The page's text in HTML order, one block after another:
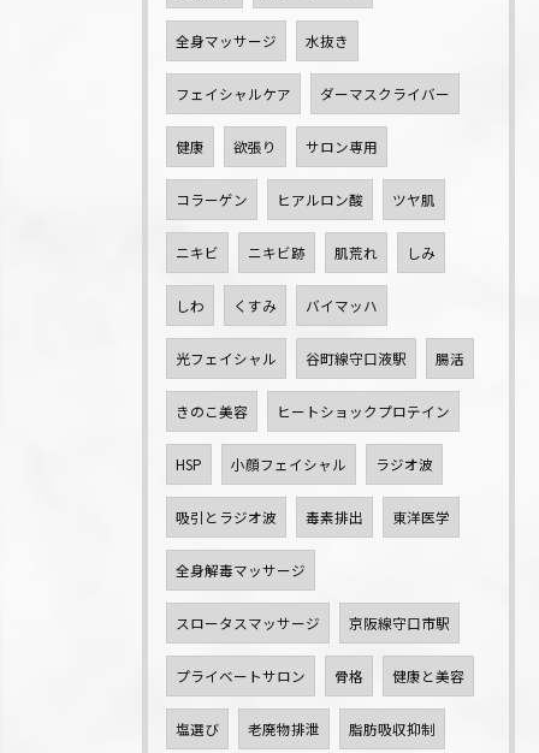
全身マッサージ 水抜き
フェイシャルケア ダーマスクライバー
健康 欲張り サロン専用
コラーゲン ヒアルロン酸 ツヤ肌
ニキビ ニキビ跡 肌荒れ しみ
しわ くすみ バイマッハ
光フェイシャル 谷町線守口液駅 腸活
きのこ美容 ヒートショックプロテイン
HSP 小顔フェイシャル ラジオ波
吸引とラジオ波 毒素排出 東洋医学
全身解毒マッサージ
スロータスマッサージ 京阪線守口市駅
プライベートサロン 骨格 健康と美容
塩選び 老廃物排泄 脂肪吸収抑制